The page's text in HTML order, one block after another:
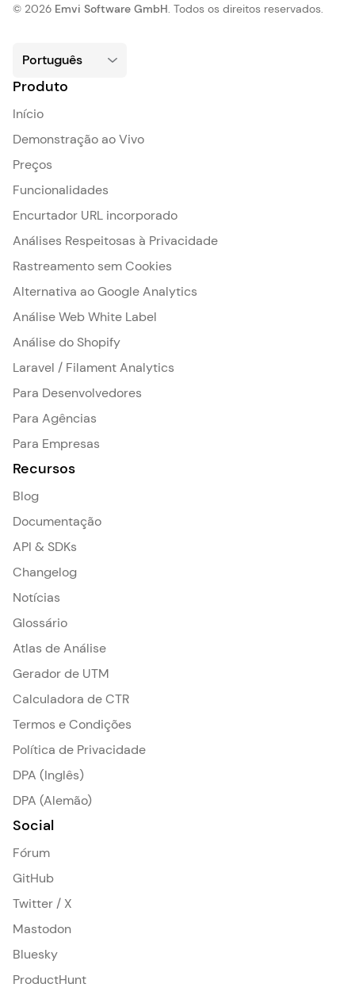
© 2026 Emvi Software GmbH. Todos os direitos reservados.
Produto
Início
Demonstração ao Vivo
Preços
Funcionalidades
Encurtador URL incorporado
Análises Respeitosas à Privacidade
Rastreamento sem Cookies
Alternativa ao Google Analytics
Análise Web White Label
Análise do Shopify
Laravel / Filament Analytics
Para Desenvolvedores
Para Agências
Para Empresas
Recursos
Blog
Documentação
API & SDKs
Changelog
Notícias
Glossário
Atlas de Análise
Gerador de UTM
Calculadora de CTR
Termos e Condições
Política de Privacidade
DPA (Inglês)
DPA (Alemão)
Social
Fórum
GitHub
Twitter / X
Mastodon
Bluesky
ProductHunt